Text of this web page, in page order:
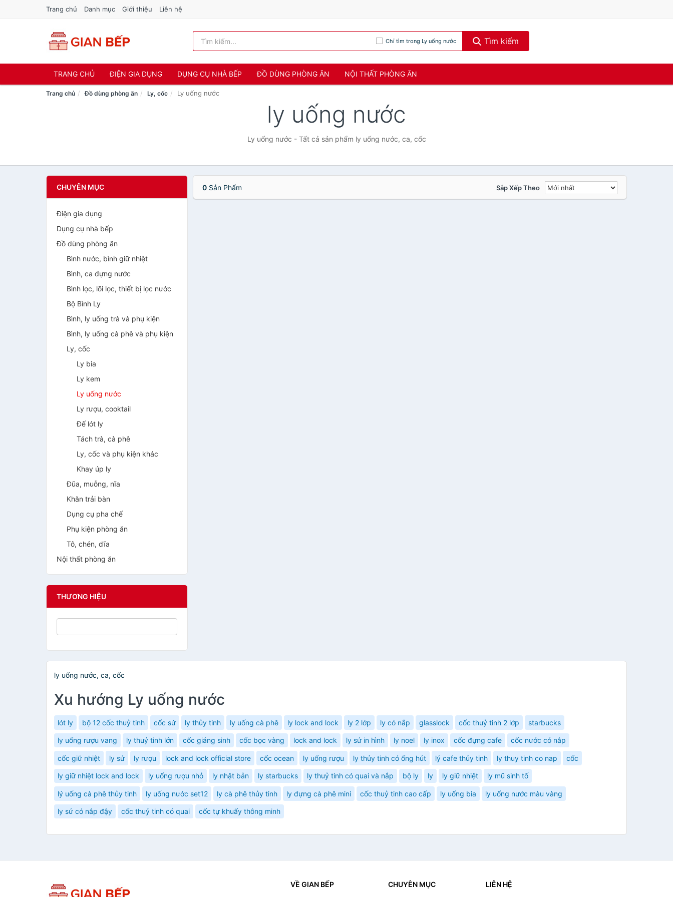
Trang chủ Danh mục Giới thiệu Liên hệ
Chỉ tìm trong Ly uống nước Tìm kiếm
TRANG CHỦ ĐIỆN GIA DỤNG DỤNG CỤ NHÀ BẾP ĐỒ DÙNG PHÒNG ĂN NỘI THẤT PHÒNG ĂN
Trang chủ Đồ dùng phòng ăn Ly, cốc Ly uống nước
ly uống nước
Ly uống nước - Tất cả sản phẩm ly uống nước, ca, cốc
CHUYÊN MỤC
Điện gia dụng
Dụng cụ nhà bếp
Đồ dùng phòng ăn
Bình nước, bình giữ nhiệt
Bình, ca đựng nước
Bình lọc, lõi lọc, thiết bị lọc nước
Bộ Bình Ly
Bình, ly uống trà và phụ kiện
Bình, ly uống cà phê và phụ kiện
Ly, cốc
Ly bia
Ly kem
Ly uống nước
Ly rượu, cooktail
Đế lót ly
Tách trà, cà phê
Ly, cốc và phụ kiện khác
Khay úp ly
Đũa, muỗng, nĩa
Khăn trải bàn
Dụng cụ pha chế
Phụ kiện phòng ăn
Tô, chén, dĩa
Nội thất phòng ăn
THƯƠNG HIỆU
0Sản Phẩm Sắp Xếp Theo
ly uống nước, ca, cốc
Xu hướng Ly uống nước
lót ly bộ 12 cốc thuỷ tinh cốc sứ ly thủy tinh ly uống cà phê ly lock and lock ly 2 lớp ly có nắp glasslock cốc thuỷ tinh 2 lớp starbucks
ly uống rượu vang ly thuỷ tinh lớn cốc giáng sinh cốc bọc vàng lock and lock ly sứ in hình ly noel ly inox cốc đựng cafe cốc nước có nắp
cốc giữ nhiệt ly sứ ly rượu lock and lock official store cốc ocean ly uống rượu ly thủy tinh có ống hút lý cafe thủy tinh ly thuy tinh co nap cốc
ly giữ nhiệt lock and lock ly uống rượu nhỏ ly nhật bản ly starbucks ly thuỷ tinh có quai và nắp bộ ly ly ly giữ nhiệt ly mũ sinh tố
lý uống cà phê thủy tinh ly uống nước set12 ly cà phê thủy tinh ly đựng cà phê mini cốc thuỷ tinh cao cấp ly uống bia ly uống nước màu vàng
ly sứ có nắp đậy cốc thuỷ tinh có quai cốc tự khuấy thông minh
VỀ GIAN BẾP CHUYÊN MỤC LIÊN HỆ